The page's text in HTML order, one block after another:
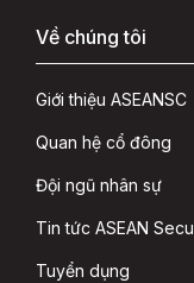
Về chúng tôi
Giới thiệu ASEANSC
Quan hệ cổ đông
Đội ngũ nhân sự
Tin tức ASEAN
Tuyển dụng